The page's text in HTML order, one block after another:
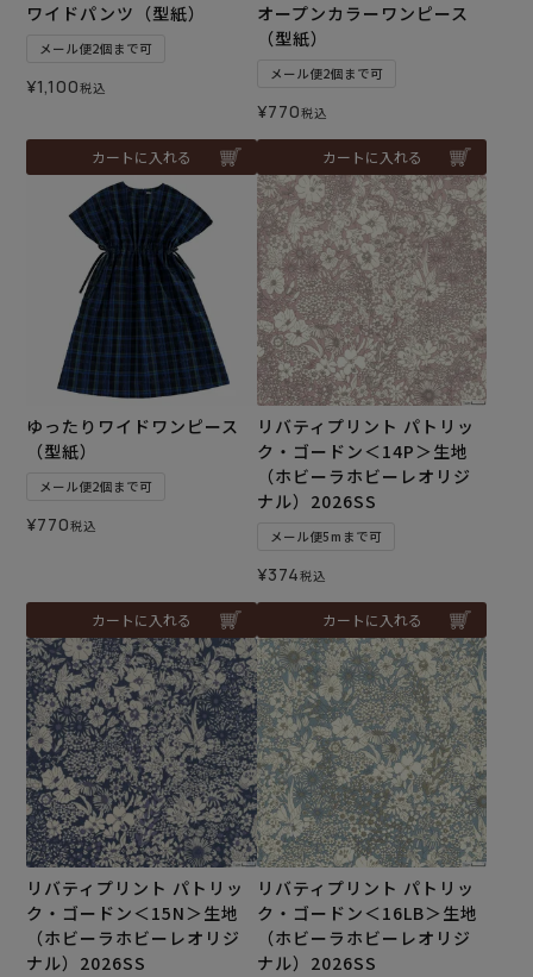
ワイドパンツ（型紙）
メール便2個まで可
¥1,100税込
カートに入れる
オープンカラーワンピース
（型紙）
メール便2個まで可
¥770税込
カートに入れる
ゆったりワイドワンピース
（型紙）
メール便2個まで可
¥770税込
カートに入れる
リバティプリント パトリッ
ク・ゴードン＜14P＞生地
（ホビーラホビーレオリジ
ナル）2026SS
メール便5mまで可
¥374税込
カートに入れる
リバティプリント パトリッ
ク・ゴードン＜15N＞生地
（ホビーラホビーレオリジ
ナル）2026SS
リバティプリント パトリッ
ク・ゴードン＜16LB＞生地
（ホビーラホビーレオリジ
ナル）2026SS